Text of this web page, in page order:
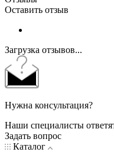
Оставить отзыв
Загрузка отзывов...
Нужна консультация?
Наши специалисты
Задать вопрос
Каталог